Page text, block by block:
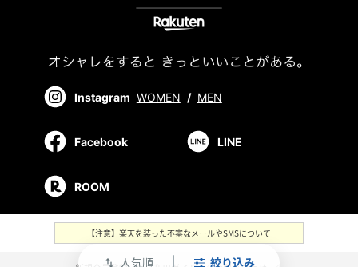
swap_vert 人気順 絞り込み
Instagram WOMEN / MEN
Facebook LINE
ROOM
【注意】楽天を装った不審なメールやSMSについて